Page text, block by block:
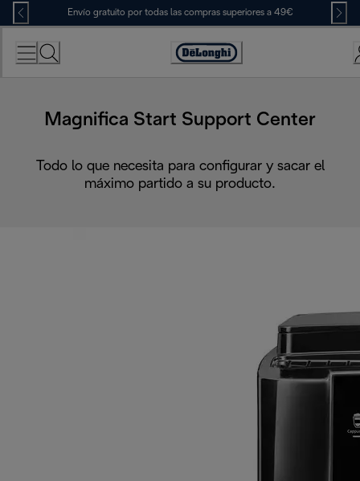
Skip
to
Content
Envío gratuito por todas las compras superiores a 49€
Accessibility
Magnifica Start Support Center
Todo lo que necesita para configurar y sacar el
máximo partido a su producto.